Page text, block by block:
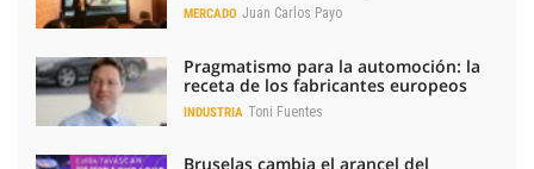
MERCADO Juan Carlos Payo
Pragmatismo para la automoción: la
receta de los fabricantes europeos
INDUSTRIA Toni Fuentes
Bruselas cambia el arancel del